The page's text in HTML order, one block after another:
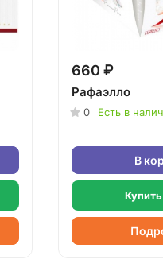
660 ₽
Рафаэлло
0 Есть в
В